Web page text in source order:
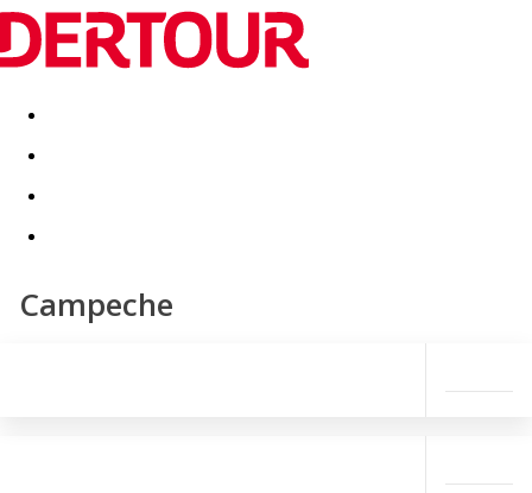
Destinatii Vacanta perfecta OFERTE DE NERATAT
Campeche